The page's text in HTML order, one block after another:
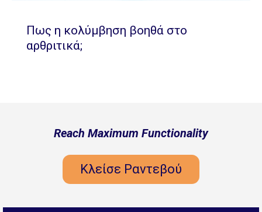
Πως η κολύμβηση βοηθά στο
αρθριτικά;
Reach Maximum Functionality
Κλείσε Ραντεβού